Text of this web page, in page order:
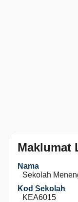
Maklumat
Nama
Sekolah
Kod Sekolah
KEA6015